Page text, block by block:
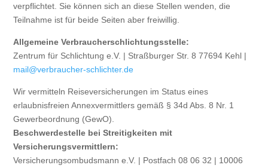
verpflichtet. Sie können sich an diese Stellen wenden, die
Teilnahme ist für beide Seiten aber freiwillig.
Allgemeine Verbraucherschlichtungsstelle:
Zentrum für Schlichtung e.V. | Straßburger Str. 8 77694 Kehl |
mail@verbraucher-schlichter.de
Wir vermitteln Reiseversicherungen im Status eines
erlaubnisfreien Annexvermittlers gemäß § 34d Abs. 8 Nr. 1
Gewerbeordnung (GewO).
Beschwerdestelle bei Streitigkeiten mit
Versicherungsvermittlern:
Versicherungsombudsmann e.V. | Postfach 08 06 32 | 10006